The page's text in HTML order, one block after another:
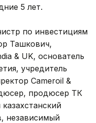
5 лет.
по инвестициям
Ташкович,
& UK, основатель
учредитель
Cameroil &
продюсер ТК
независимый